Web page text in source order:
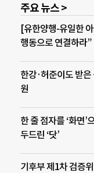
주요 뉴스 >
[유한양행-유일한
행동으로 연결하라”
한강·허준이도 받
원
한 줄 점자를 ‘화면
두드린 ‘닷’
기후부 제1차 검증